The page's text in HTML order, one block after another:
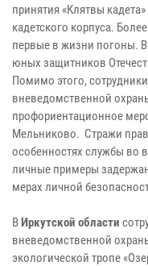
принятия «Клятвы
кадетского корпуса.
первые в жизни погоны.
юных защитников
Помимо этого,
вневедомственной
профориентационное
Мельниково. Стражи
особенностях службы во
личные примеры
мерах личной
ВИркутской области
вневедомственной
экологической тропе